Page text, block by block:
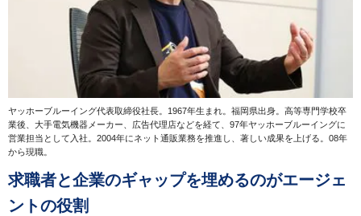
ヤッホーブルーイング代表取締役社長。1967年生まれ。福岡県出身。高等専門学校卒
業後、大手電気機器メーカー、広告代理店などを経て、97年ヤッホーブルーイングに
営業担当として入社。2004年にネット通販業務を推進し、著しい成果を上げる。08年
から現職。
求職者と企業のギャップを埋めるのがエージェ
ントの役割